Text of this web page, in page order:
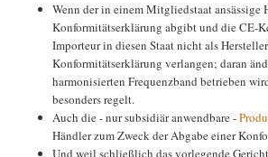
Wenn der in einem Mitgliedstaat ansässige
Konformitätserklärung abgibt und die CE-
Importeur in diesen Staat nicht als
Konformitätserklärung verlangen; daran
harmonisierten Frequenzband betrieben
besonders regelt.
Auch die - nur subsidiär anwendbare -
Händler zum Zweck der Abgabe einer
Und weil schließlich das vorlegende